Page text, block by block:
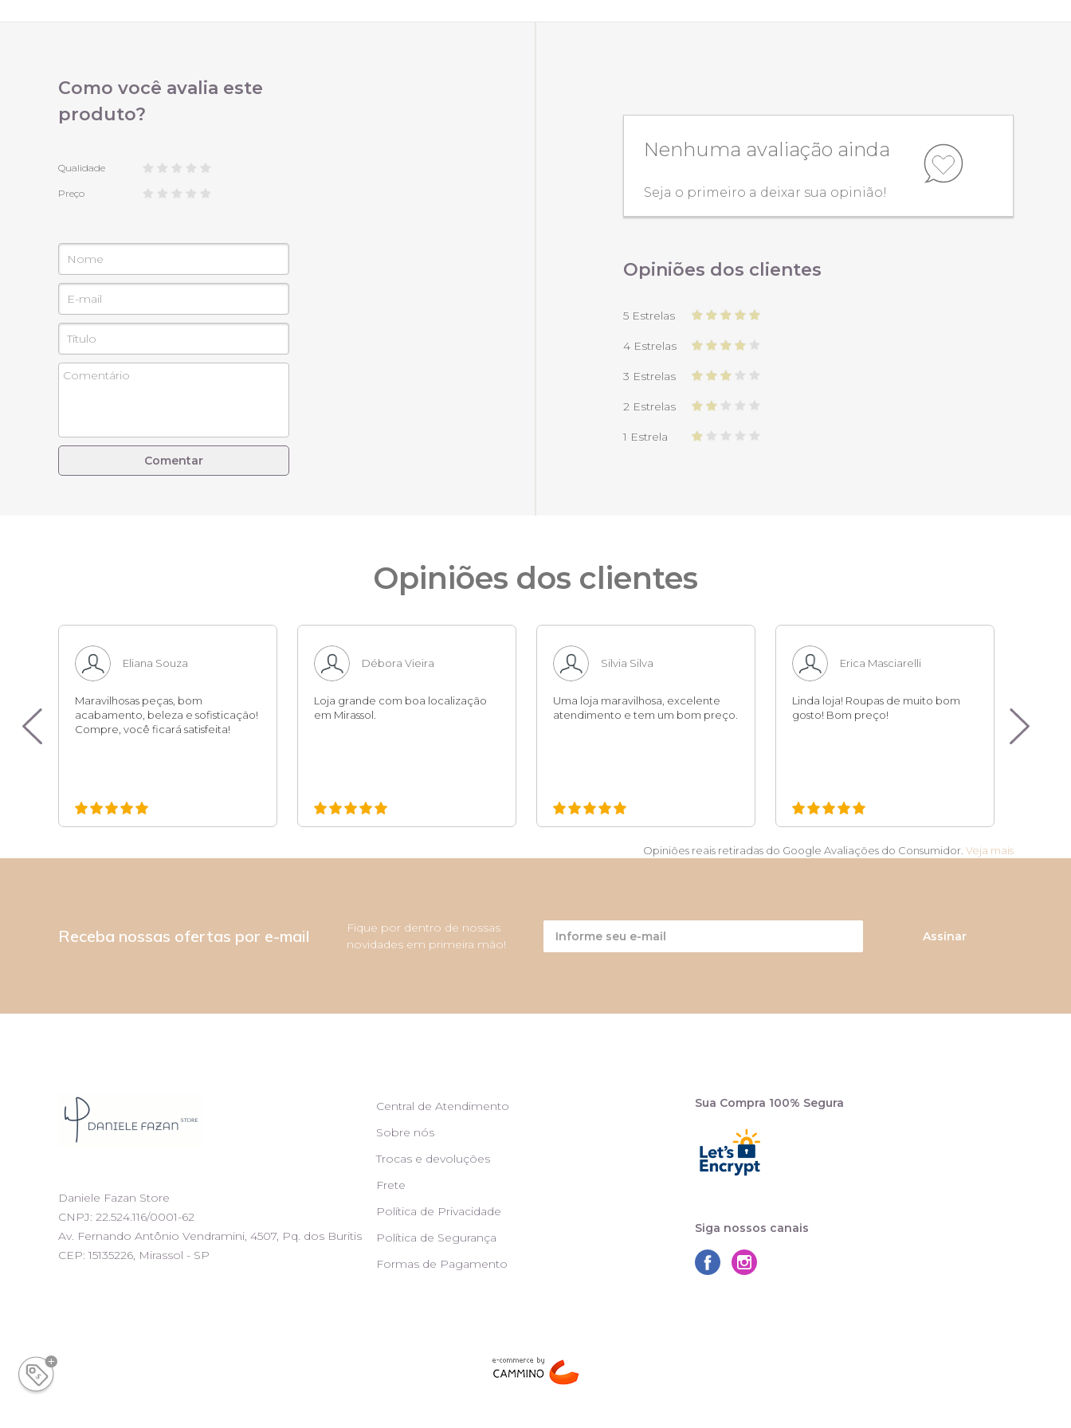
Como você avalia este
produto?
Qualidade
Preço
Comentar
Nenhuma avaliação ainda
Seja o primeiro a deixar sua opinião!
Opiniões dos clientes
5 Estrelas
4 Estrelas
3 Estrelas
2 Estrelas
1 Estrela
Opiniões dos clientes
Eliana Souza
Maravilhosas peças, bom
acabamento, beleza e sofisticação!
Compre, você ficará satisfeita!
Débora Vieira
Loja grande com boa localização
em Mirassol.
Silvia Silva
Uma loja maravilhosa, excelente
atendimento e tem um bom preço.
Erica Masciarelli
Linda loja! Roupas de muito bom
gosto! Bom preço!
Opiniões reais retiradas do Google Avaliações do Consumidor. Veja mais
Receba nossas ofertas por e-mail
Fique por dentro de nossas
novidades em primeira mão!
Assinar
Daniele Fazan Store
CNPJ: 22.524.116/0001-62
Av. Fernando Antônio Vendramini, 4507, Pq. dos Buritis
CEP: 15135226, Mirassol - SP
Central de Atendimento
Sobre nós
Trocas e devoluções
Frete
Política de Privacidade
Política de Segurança
Formas de Pagamento
Sua Compra 100% Segura
Siga nossos canais